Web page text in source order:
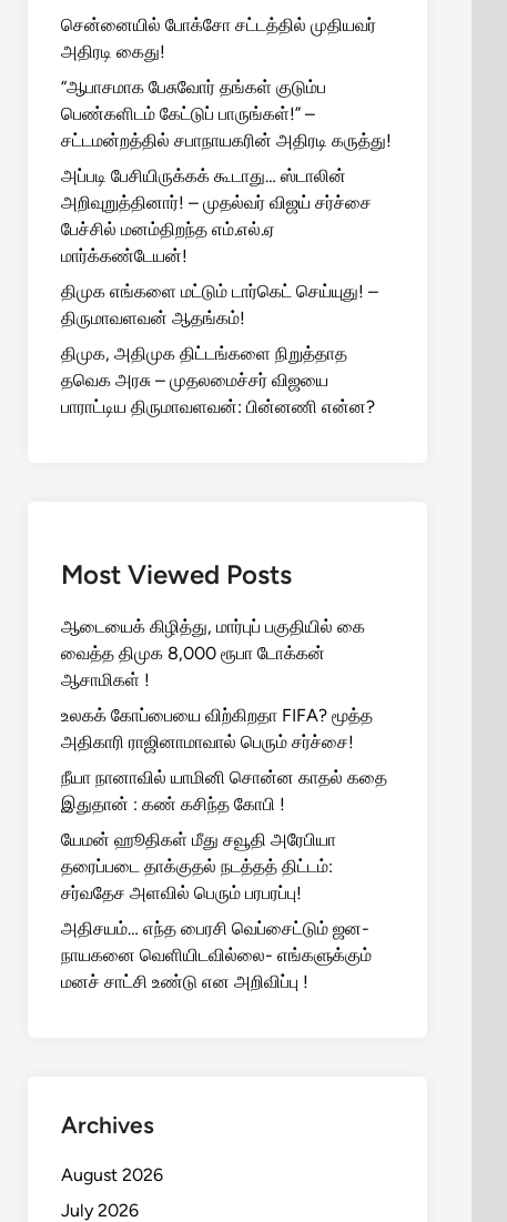
சென்னையில் போக்சோ சட்டத்தில் முதியவர்
அதிரடி கைது!
“ஆபாசமாக பேசுவோர் தங்கள் குடும்ப
பெண்களிடம் கேட்டுப் பாருங்கள்!” –
சட்டமன்றத்தில் சபாநாயகரின் அதிரடி கருத்து!
அப்படி பேசியிருக்கக் கூடாது… ஸ்டாலின்
அறிவுறுத்தினார்! – முதல்வர் விஜய் சர்ச்சை
பேச்சில் மனம்திறந்த எம்.எல்.ஏ
மார்க்கண்டேயன்!
திமுக எங்களை மட்டும் டார்கெட் செய்யுது! –
திருமாவளவன் ஆதங்கம்!
திமுக, அதிமுக திட்டங்களை நிறுத்தாத
தவெக அரசு – முதலமைச்சர் விஜயை
பாராட்டிய திருமாவளவன்: பின்னணி என்ன?
Most Viewed Posts
ஆடையைக் கிழித்து, மார்புப் பகுதியில் கை
வைத்த திமுக 8,000 ரூபா டோக்கன்
ஆசாமிகள் !
உலகக் கோப்பையை விற்கிறதா FIFA? மூத்த
அதிகாரி ராஜினாமாவால் பெரும் சர்ச்சை!
நீயா நானாவில் யாமினி சொன்ன காதல் கதை
இதுதான் : கண் கசிந்த கோபி !
யேமன் ஹூதிகள் மீது சவூதி அரேபியா
தரைப்படை தாக்குதல் நடத்தத் திட்டம்:
சர்வதேச அளவில் பெரும் பரபரப்பு!
அதிசயம்… எந்த பைரசி வெப்சைட்டும் ஜன-
நாயகனை வெளியிடவில்லை- எங்களுக்கும்
மனச் சாட்சி உண்டு என அறிவிப்பு !
Archives
August 2026
July 2026